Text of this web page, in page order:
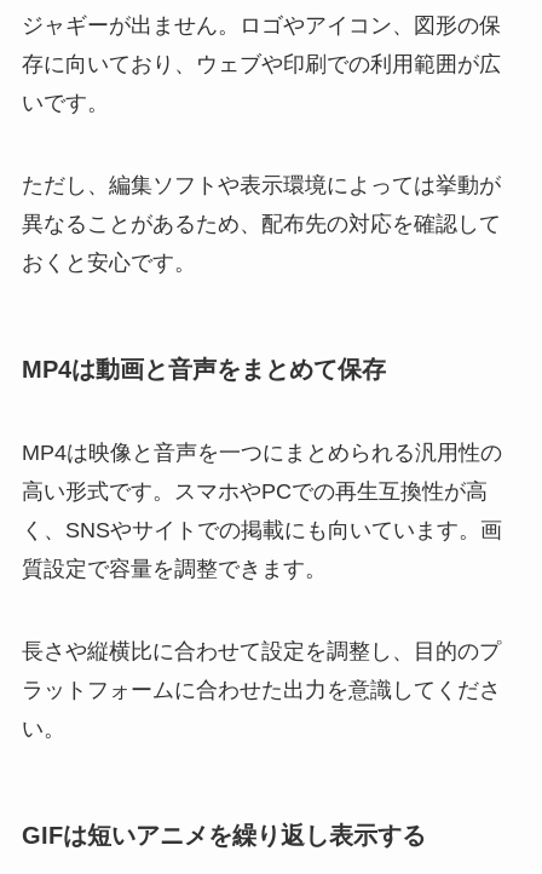
ジャギーが出ません。ロゴやアイコン、図形の保
存に向いており、ウェブや印刷での利用範囲が広
いです。
ただし、編集ソフトや表示環境によっては挙動が
異なることがあるため、配布先の対応を確認して
おくと安心です。
MP4は動画と音声をまとめて保存
MP4は映像と音声を一つにまとめられる汎用性の
高い形式です。スマホやPCでの再生互換性が高
く、SNSやサイトでの掲載にも向いています。画
質設定で容量を調整できます。
長さや縦横比に合わせて設定を調整し、目的のプ
ラットフォームに合わせた出力を意識してくださ
い。
GIFは短いアニメを繰り返し表示する